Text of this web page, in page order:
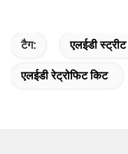
टैग: एलईडी
एलईडी रेट्रोफिट किट